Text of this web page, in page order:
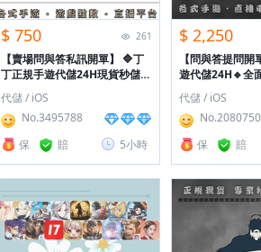
$ 750 261
【賣場問與答私訊開單】 🔷丁
丁正規手遊代儲24H️現貨秒儲🔷
大量優惠多️私訊開單🔷包售後
代儲 / iOS
No.3495788
保
賠 5小時
$ 2,250
【問與答提問開
遊代儲24H🔹全
代儲🔹包售後🔸
代儲 / iOS
No.2080750
保
賠